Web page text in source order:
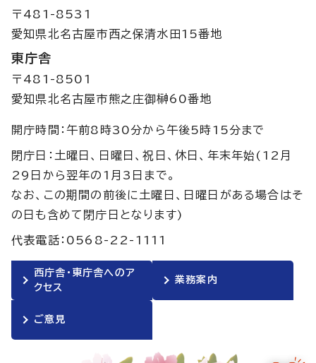
〒481-8531
愛知県北名古屋市西之保清水田15番地
東庁舎
〒481-8501
愛知県北名古屋市熊之庄御榊60番地
開庁時間：午前8時30分から午後5時15分まで
閉庁日：土曜日、日曜日、祝日、休日、年末年始(12月
29日から翌年の1月3日まで。
なお、この期間の前後に土曜日、日曜日がある場合はそ
の日も含めて閉庁日となります)
代表電話：0568-22-1111
西庁舎・東庁舎へのア
クセス
業務案内
ご意見